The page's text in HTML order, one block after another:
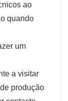
ao
quando
um
a visitar
produção